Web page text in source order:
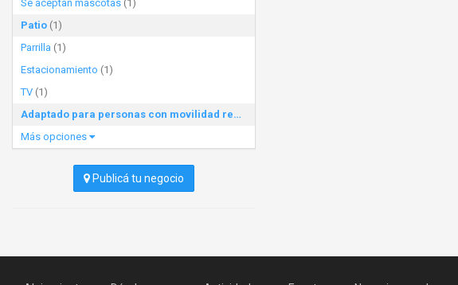
Se aceptan mascotas (1)
Patio (1)
Parrilla (1)
Estacionamiento (1)
TV (1)
Adaptado para personas con movilidad reducida
Más opciones
Publicá tu negocio